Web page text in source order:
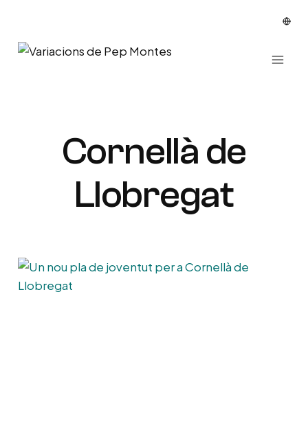
contingut
Cornellà de
Llobregat